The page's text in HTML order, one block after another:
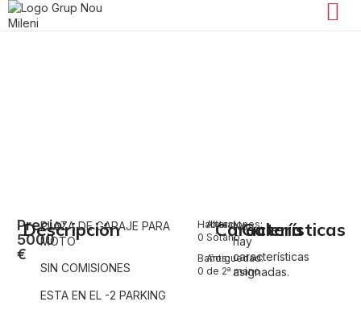
Precio:
5000
€
Descripción
PLAZA DE GARAJE PARA
MOTO
SIN COMISIONES
ESTA EN EL -2 PARKING
Habitaciones:
0
Baños:
0
Altura:
Sótano
Antiguedad:
de 2ª mano
Características
No
hay
características
asignadas.
Galería